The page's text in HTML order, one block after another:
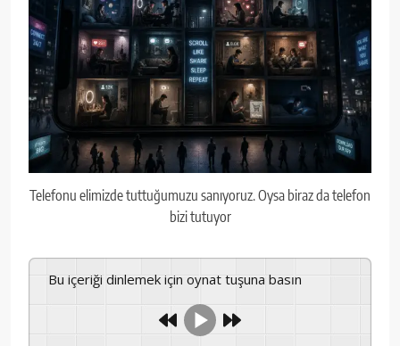
Telefonu elimizde tuttuğumuzu sanıyoruz. Oysa biraz da telefon
bizi tutuyor
Bu içeriği dinlemek için oynat tuşuna basın